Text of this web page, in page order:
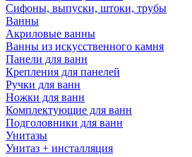
Сифоны, выпуски, штоки, трубы
Ванны
Акриловые ванны
Ванны из искусственного камня
Панели для ванн
Крепления для панелей
Ручки для ванн
Ножки для ванн
Комплектующие для ванн
Подголовники для ванн
Унитазы
Унитаз + инсталляция